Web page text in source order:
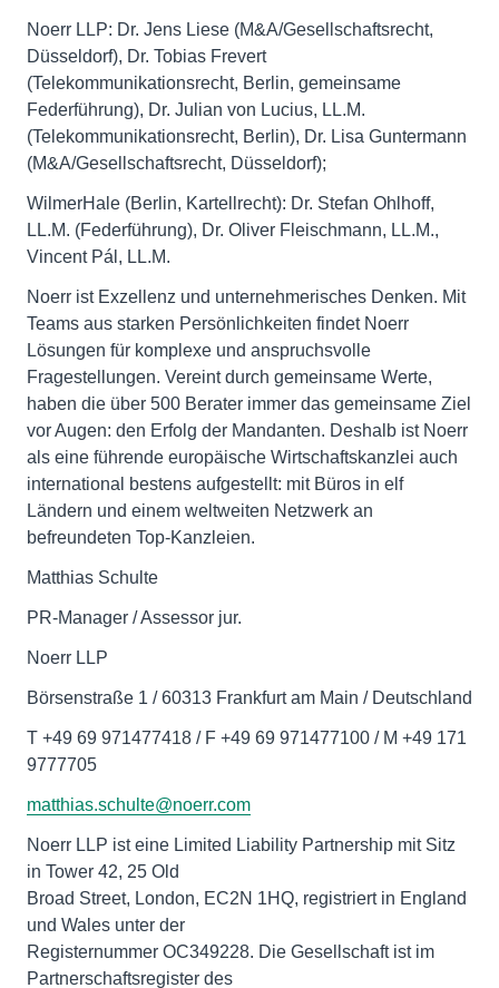
Noerr LLP: Dr. Jens Liese (M&A/Gesellschaftsrecht,
Düsseldorf), Dr. Tobias Frevert
(Telekommunikationsrecht, Berlin, gemeinsame
Federführung), Dr. Julian von Lucius, LL.M.
(Telekommunikationsrecht, Berlin), Dr. Lisa Guntermann
(M&A/Gesellschaftsrecht, Düsseldorf);
WilmerHale (Berlin, Kartellrecht): Dr. Stefan Ohlhoff,
LL.M. (Federführung), Dr. Oliver Fleischmann, LL.M.,
Vincent Pál, LL.M.
Noerr ist Exzellenz und unternehmerisches Denken. Mit
Teams aus starken Persönlichkeiten findet Noerr
Lösungen für komplexe und anspruchsvolle
Fragestellungen. Vereint durch gemeinsame Werte,
haben die über 500 Berater immer das gemeinsame Ziel
vor Augen: den Erfolg der Mandanten. Deshalb ist Noerr
als eine führende europäische Wirtschaftskanzlei auch
international bestens aufgestellt: mit Büros in elf
Ländern und einem weltweiten Netzwerk an
befreundeten Top-Kanzleien.
Matthias Schulte
PR-Manager / Assessor jur.
Noerr LLP
Börsenstraße 1 / 60313 Frankfurt am Main / Deutschland
T +49 69 971477418 / F +49 69 971477100 / M +49 171
9777705
matthias.schulte@noerr.com
Noerr LLP ist eine Limited Liability Partnership mit Sitz
in Tower 42, 25 Old
Broad Street, London, EC2N 1HQ, registriert in England
und Wales unter der
Registernummer OC349228. Die Gesellschaft ist im
Partnerschaftsregister des